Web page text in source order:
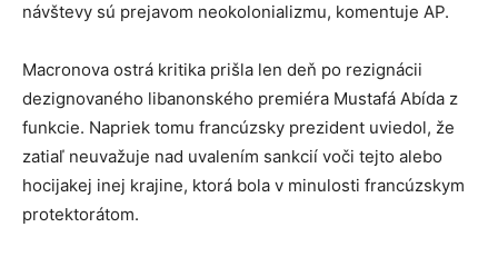
návštevy sú prejavom neokolonializmu, komentuje AP.
Macronova ostrá kritika prišla len deň po rezignácii
dezignovaného libanonského premiéra Mustafá Abída z
funkcie. Napriek tomu francúzsky prezident uviedol, že
zatiaľ neuvažuje nad uvalením sankcií voči tejto alebo
hocijakej inej krajine, ktorá bola v minulosti francúzskym
protektorátom.